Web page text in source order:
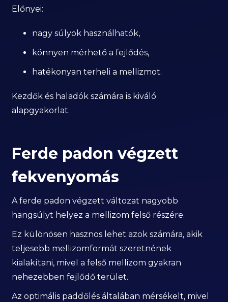
Előnyei:
nagy súlyok használhatók,
könnyen mérhető a fejlődés,
hatékonyan terheli a mellizmot.
Kezdők és haladók számára is kiváló
alapgyakorlat.
Ferde padon végzett
fekvenyomás
A ferde padon végzett változat nagyobb
hangsúlyt helyez a mellizom felső részére.
Ez különösen hasznos lehet azok számára, akik
teljesebb mellizomformát szeretnének
kialakítani, mivel a felső mellizom gyakran
nehezebben fejlődő terület.
Az optimális paddőlés általában mérsékelt, mivel